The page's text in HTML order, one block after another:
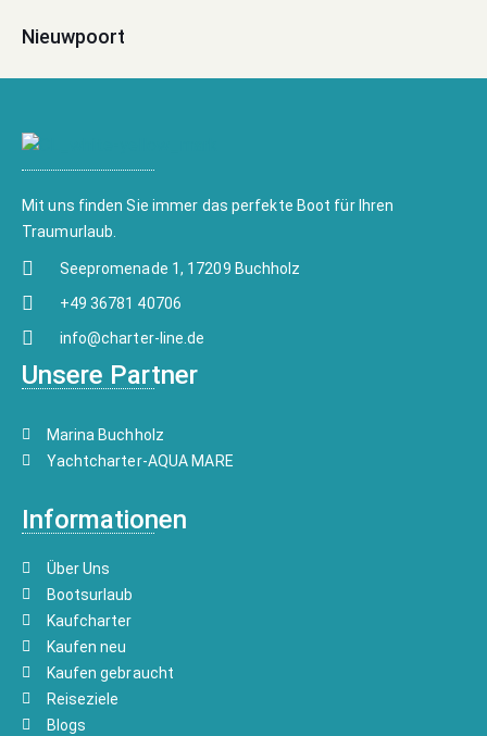
Nieuwpoort
Mit uns finden Sie immer das perfekte Boot für Ihren
Traumurlaub.
Seepromenade 1, 17209 Buchholz
+49 36781 40706
info@charter-line.de
Unsere Partner
Marina Buchholz
Yachtcharter-AQUA MARE
Informationen
Über Uns
Bootsurlaub
Kaufcharter
Kaufen neu
Kaufen gebraucht
Reiseziele
Blogs